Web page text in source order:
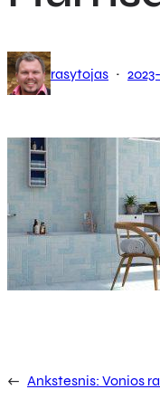
rasytojas ·
← Ankstesnis: Vonios